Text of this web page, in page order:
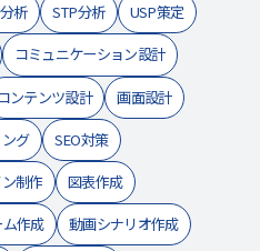
析 STP分析 USP策定
コミュニケーション設計
コンテンツ設計 画面設計
グ SEO対策
制作 図表作成
作成 動画シナリオ作成